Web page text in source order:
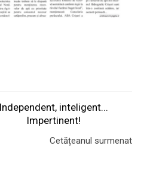
Independent, inteligent...
Impertinent!
Cetățeanul surmenat